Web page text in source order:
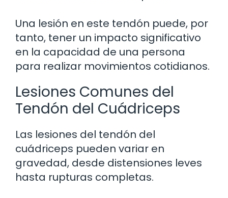
Una lesión en este tendón puede, por
tanto, tener un impacto significativo
en la capacidad de una persona
para realizar movimientos cotidianos.
Lesiones Comunes del
Tendón del Cuádriceps
Las lesiones del tendón del
cuádriceps pueden variar en
gravedad, desde distensiones leves
hasta rupturas completas.